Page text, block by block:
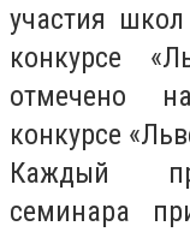
участия
конкурсе
отмечено
конкурсе
Каждый
семинара